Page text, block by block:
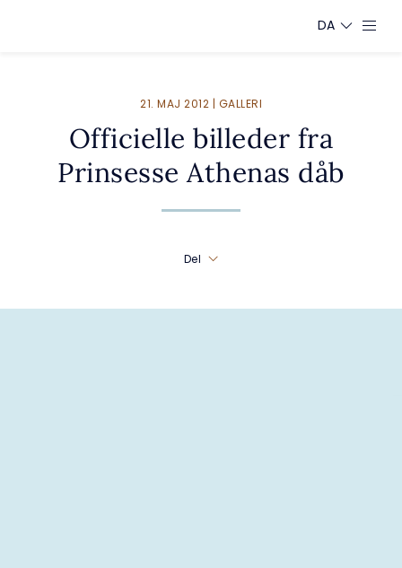
DA
21. MAJ 2012 | GALLERI
Officielle billeder fra
Prinsesse Athenas dåb
Del